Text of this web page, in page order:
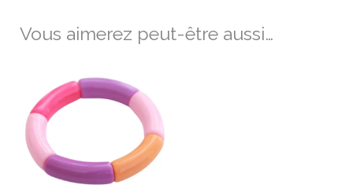
Vous aimerez peut-être aussi…